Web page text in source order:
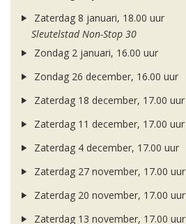
Zaterdag 8 januari, 18.00 uur
Sleutelstad Non-Stop 30
Zondag 2 januari, 16.00 uur
Zondag 26 december, 16.00 uur
Zaterdag 18 december, 17.00 uur
Zaterdag 11 december, 17.00 uur
Zaterdag 4 december, 17.00 uur
Zaterdag 27 november, 17.00 uur
Zaterdag 20 november, 17.00 uur
Zaterdag 13 november, 17.00 uur